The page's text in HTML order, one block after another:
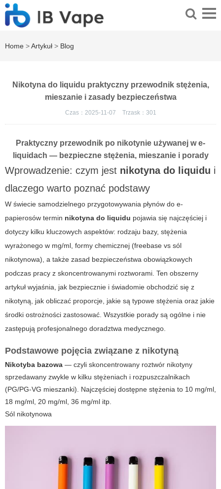
Home >Artykuł > Blog
Nikotyna do liquidu praktyczny przewodnik stężenia,
mieszanie i zasady bezpieczeństwa
Czas：2025-11-07 Trzask： 301
Praktyczny przewodnik po nikotynie używanej w e-
liquidach — bezpieczne stężenia, mieszanie i porady
Wprowadzenie: czym jest nikotyna do liquidu i
dlaczego warto poznać podstawy
W świecie samodzielnego przygotowywania płynów do e-
papierosów termin nikotyna do liquidu pojawia się najczęściej i
dotyczy kilku kluczowych aspektów: rodzaju bazy, stężenia
wyrażonego w mg/ml, formy chemicznej (freebase vs sól
nikotynowa), a także zasad bezpieczeństwa obowiązkowych
podczas pracy z skoncentrowanymi roztworami. Ten obszerny
artykuł wyjaśnia, jak bezpiecznie i świadomie obchodzić się z
nikotyną, jak obliczać proporcje, jakie są typowe stężenia oraz jakie
środki ostrożności zastosować. Wszystkie porady są ogólne i nie
zastępują profesjonalnego doradztwa medycznego.
Podstawowe pojęcia związane z nikotyną
Nikotyba bazowa — czyli skoncentrowany roztwór nikotyny
sprzedawany zwykle w kilku stężeniach i rozpuszczalnikach
(PG/PG-VG mieszanki). Najczęściej dostępne stężenia to 10 mg/ml,
18 mg/ml, 20 mg/ml, 36 mg/ml itp.
Sól nikotynowa